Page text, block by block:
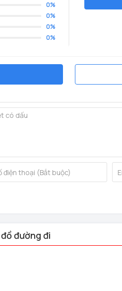
BN App wifi
0%
0%
0%
0%
đồ đường đi